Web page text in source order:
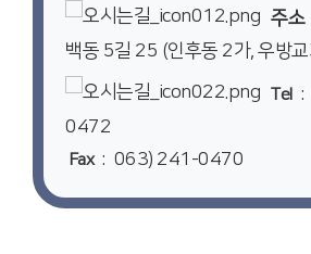
주소
백동 5길 25 (인후동 2가, 우방교
Tel:
0472
Fax: 063) 241-0470